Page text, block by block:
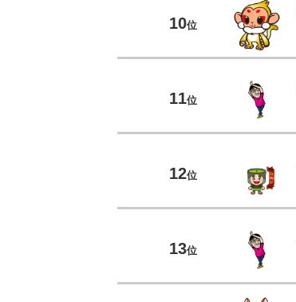
10位
11位
12位
13位